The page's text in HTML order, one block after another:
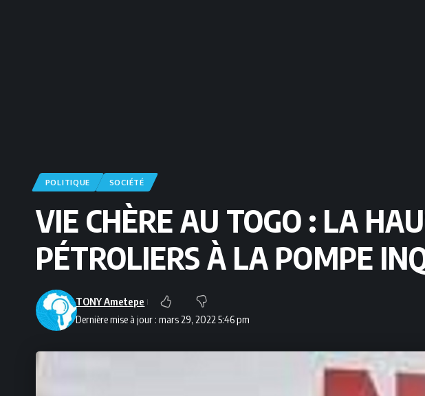
POLITIQUE SOCIÉTÉ
VIE CHÈRE AU TOGO : LA
PÉTROLIERS À LA POMPE
Dernière mise à jour : mars 29, 2022 5:46 pm
TONY Ametepe